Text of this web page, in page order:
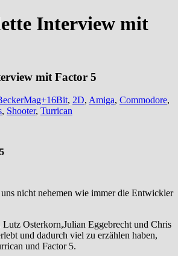
Interview mit
mit Factor 5
Mag+16Bit, 2D, Amiga, Commodore,
, Shooter, Turrican
nicht nehemen wie immer die Entwickler
Osterkorn,Julian Eggebrecht und Chris
und dadurch viel zu erzählen haben,
und Factor 5.